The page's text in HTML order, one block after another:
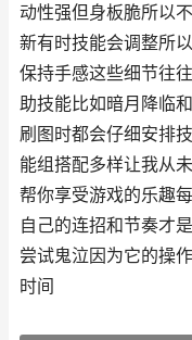
动性强但身板脆所以
新有时技能会调整所
保持手感这些细节往
助技能比如暗月降临
刷图时都会仔细安排
能组搭配多样让我从
帮你享受游戏的乐趣
自己的连招和节奏才
尝试鬼泣因为它的操
时间